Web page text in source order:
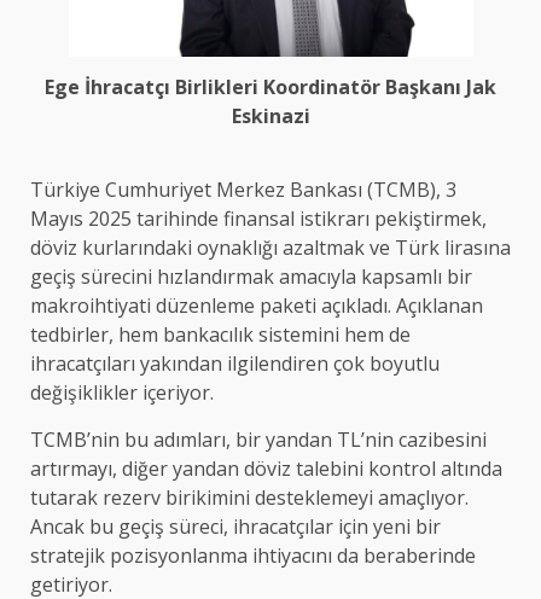
Ege İhracatçı Birlikleri Koordinatör Başkanı Jak
Eskinazi
Türkiye Cumhuriyet Merkez Bankası (TCMB), 3
Mayıs 2025 tarihinde finansal istikrarı pekiştirmek,
döviz kurlarındaki oynaklığı azaltmak ve Türk lirasına
geçiş sürecini hızlandırmak amacıyla kapsamlı bir
makroihtiyati düzenleme paketi açıkladı. Açıklanan
tedbirler, hem bankacılık sistemini hem de
ihracatçıları yakından ilgilendiren çok boyutlu
değişiklikler içeriyor.
TCMB’nin bu adımları, bir yandan TL’nin cazibesini
artırmayı, diğer yandan döviz talebini kontrol altında
tutarak rezerv birikimini desteklemeyi amaçlıyor.
Ancak bu geçiş süreci, ihracatçılar için yeni bir
stratejik pozisyonlanma ihtiyacını da beraberinde
getiriyor.